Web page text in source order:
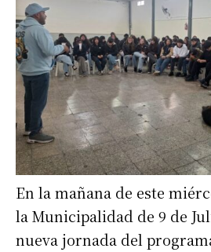
En la mañana de este
la Municipalidad de 9 de
nueva jornada del